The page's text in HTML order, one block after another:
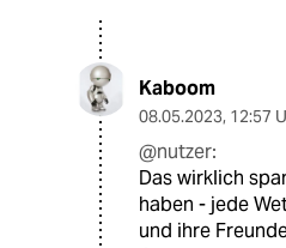
Kaboom
08.05.2023, 12:57
@nutzer:
Das wirklich
haben - jede
und ihre